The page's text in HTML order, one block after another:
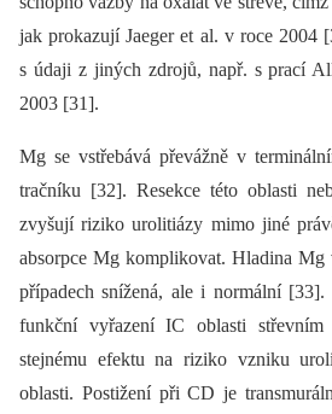
jak prokazují Jaeger et al. v roce 2004
s údaji z jiných zdrojů, např. s prací
2003 [31].
Mg se vstřebává převážně v
tračníku [32]. Resekce této oblasti
zvyšují riziko urolitiázy mimo jiné
absorpce Mg komplikovat. Hladina Mg
případech snížená, ale i normální
funkční vyřazení IC oblasti střevním
stejnému efektu na riziko vzniku
oblasti. Postižení při CD je